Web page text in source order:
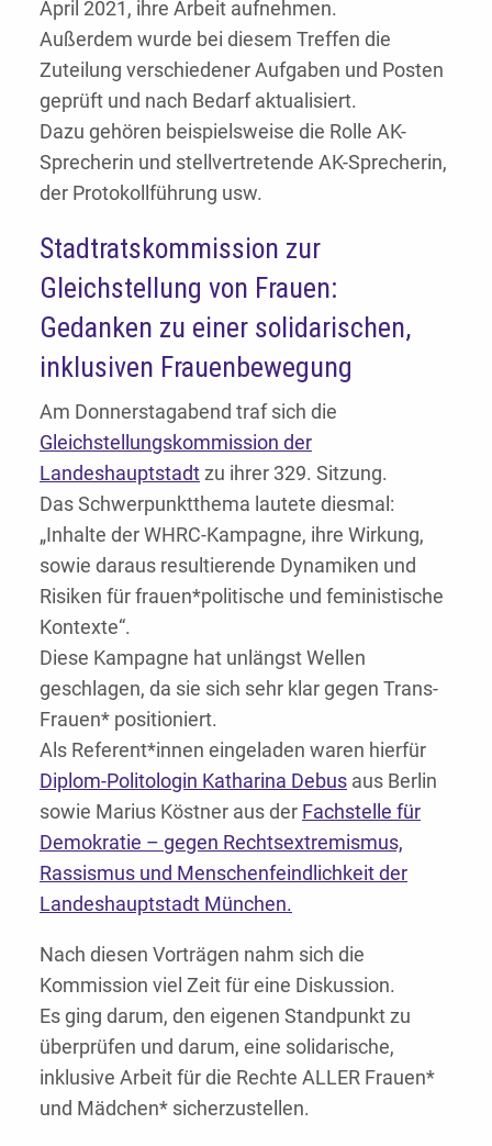
April 2021, ihre Arbeit aufnehmen.
Außerdem wurde bei diesem Treffen die
Zuteilung verschiedener Aufgaben und Posten
geprüft und nach Bedarf aktualisiert.
Dazu gehören beispielsweise die Rolle AK-
Sprecherin und stellvertretende AK-Sprecherin,
der Protokollführung usw.
Stadtratskommission zur
Gleichstellung von Frauen:
Gedanken zu einer solidarischen,
inklusiven Frauenbewegung
Am Donnerstagabend traf sich die
Gleichstellungskommission der
Landeshauptstadtzu ihrer 329. Sitzung.
Das Schwerpunktthema lautete diesmal:
„Inhalte der WHRC-Kampagne, ihre Wirkung,
sowie daraus resultierende Dynamiken und
Risiken für frauen*politische und feministische
Kontexte“.
Diese Kampagne hat unlängst Wellen
geschlagen, da sie sich sehr klar gegen Trans-
Frauen* positioniert.
Als Referent*innen eingeladen waren hierfür
Diplom-Politologin Katharina Debus aus Berlin
sowie Marius Köstner aus der Fachstelle für
Demokratie – gegen Rechtsextremismus,
Rassismus und Menschenfeindlichkeit der
Landeshauptstadt München.
Nach diesen Vorträgen nahm sich die
Kommission viel Zeit für eine Diskussion.
Es ging darum, den eigenen Standpunkt zu
überprüfen und darum, eine solidarische,
inklusive Arbeit für die Rechte ALLER Frauen*
und Mädchen* sicherzustellen.